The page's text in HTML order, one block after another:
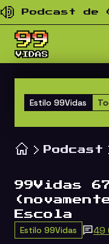
Pular para o conteúdo
de
Estilo 99Vidas
Podcast
99Vidas
Escola
Estilo 99Vidas 49